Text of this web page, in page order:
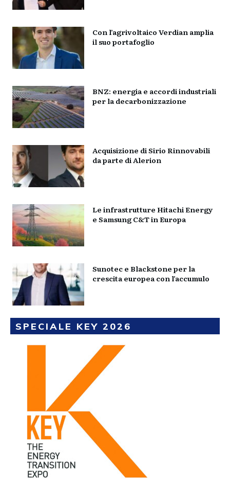
Con l’agrivoltaico Verdian amplia
il suo portafoglio
BNZ: energia e accordi industriali
per la decarbonizzazione
Acquisizione di Sirio Rinnovabili
da parte di Alerion
Le infrastrutture Hitachi Energy
e Samsung C&T in Europa
Sunotec e Blackstone per la
crescita europea con l’accumulo
SPECIALE KEY 2026